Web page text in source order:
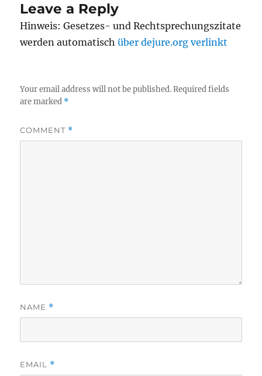
Leave a Reply
Hinweis: Gesetzes- und Rechtsprechungszitate
werden automatischüber dejure.org verlinkt
Your email address will not be published. Required fields
are marked *
COMMENT *
NAME *
EMAIL *